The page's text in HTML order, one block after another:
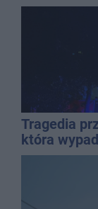
Tragedia
która